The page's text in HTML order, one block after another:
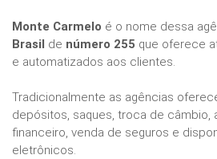
Monte Carmelo é o nome dessa
Brasil de número 255 que oferece
e automatizados aos clientes.
Tradicionalmente as agências
depósitos, saques, troca de câmbio,
financeiro, venda de seguros e
eletrônicos.